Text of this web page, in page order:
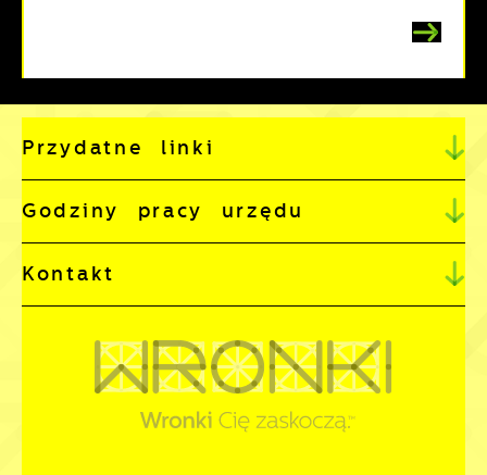
Przydatne linki
Godziny pracy urzędu
Kontakt